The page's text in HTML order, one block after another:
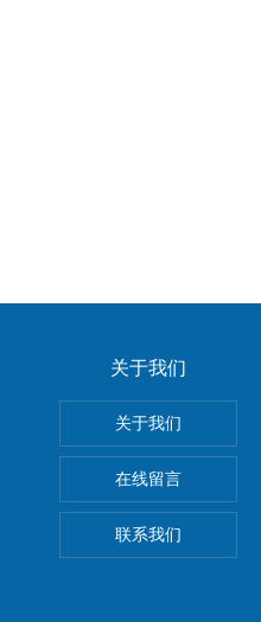
关于我们
关于我们
在线留言
联系我们